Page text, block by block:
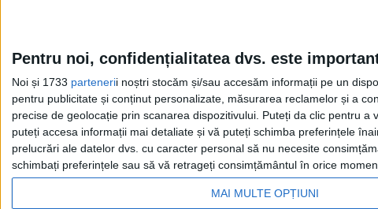
Pentru noi, confidențialitatea dvs. este
Noi și 1733 partenerii noștri stocăm și/sau accesăm informații pe un
pentru publicitate și conținut personalizate, măsurarea reclamelor și a
precise de geolocație prin scanarea dispozitivului. Puteți da clic pentru
puteți accesa informații mai detaliate și vă puteți schimba preferințele
prelucrări ale datelor dvs. cu caracter personal să nu necesite
schimbați preferințele sau să vă retrageți consimțământul în orice
MAI MULTE OPȚIUNI
Cea mai mare revistă de istorie din Europa!.
Media KIT